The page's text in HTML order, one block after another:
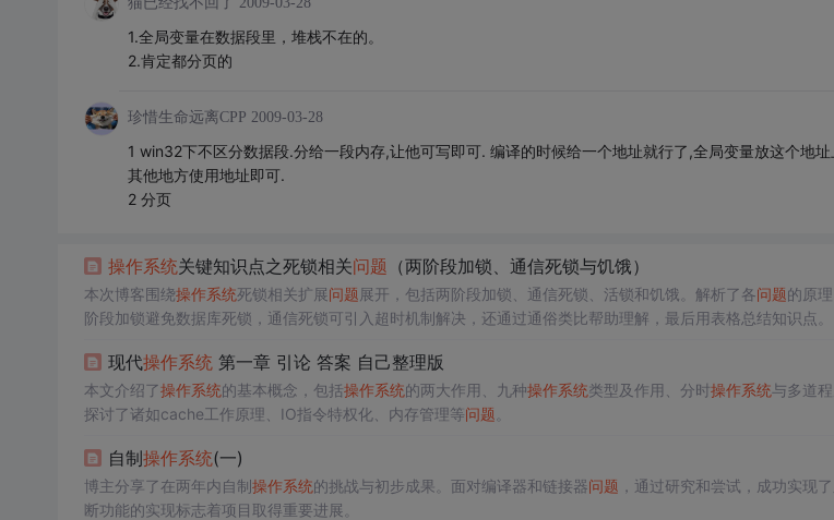
1.全局变量在数据段里，堆栈不在的。
2.肯定都分页的
珍惜生命远离CPP 2009-03-28
1 win32下不区分数据段.分给一段内存,让他可写即可. 编译的时候给一个地址就行了,全局变量放这个地址
其他地方使用地址即可.
2 分页
操作系统关键知识点之死锁相关问题 （两阶段加锁、通信死锁与饥饿）
本次博客围绕操作系统死锁相关扩展问题展开，包括两阶段加锁、通信死锁、活锁和饥饿。解析了各问题的原
阶段加锁避免数据库死锁，通信死锁可引入超时机制解决，还通过通俗类比帮助理解，最后用表格总结知识点。
现代操作系统第一章 引论 答案 自己整理版
本文介绍了操作系统的基本概念，包括操作系统的两大作用、九种操作系统类型及作用、分时操作系统与多道
探讨了诸如cache工作原理、IO指令特权化、内存管理等问题
自制操作系统(一)
博主分享了在两年内自制操作系统的挑战与初步成果。面对编译器和链接器问题 ，通过研究和尝试，成功实现
断功能的实现标志着项目取得重要进展。